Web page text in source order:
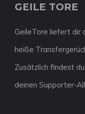
GEILE TORE
GeileTore liefert dir
heiße
Zusätzlich findest
deinen Supporter-